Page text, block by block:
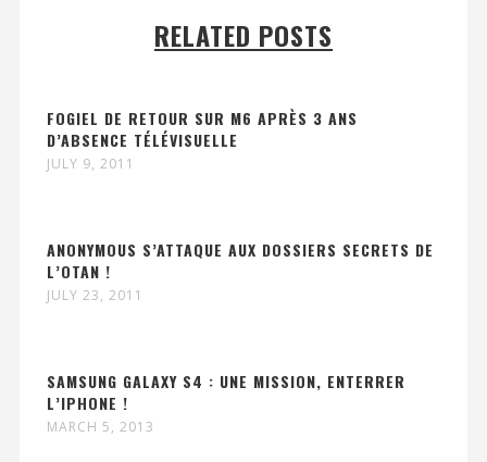
RELATED POSTS
FOGIEL DE RETOUR SUR M6 APRÈS 3 ANS
D’ABSENCE TÉLÉVISUELLE
JULY 9, 2011
ANONYMOUS S’ATTAQUE AUX DOSSIERS SECRETS DE
L’OTAN !
JULY 23, 2011
SAMSUNG GALAXY S4 : UNE MISSION, ENTERRER
L’IPHONE !
MARCH 5, 2013